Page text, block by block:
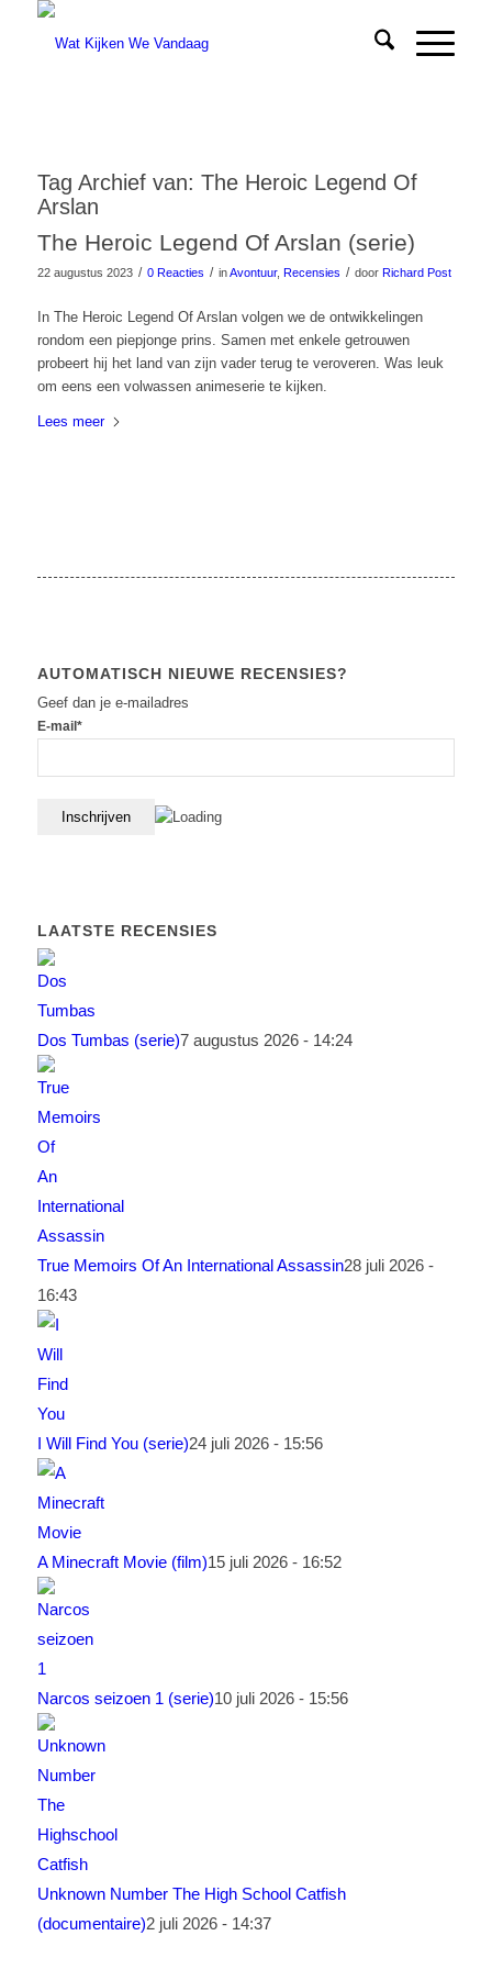
Tag Archief van: The Heroic Legend Of
Arslan
The Heroic Legend Of Arslan (serie)
22 augustus 2023 / 0 Reacties / inAvontuur, Recensies / door Richard Post
In The Heroic Legend Of Arslan volgen we de ontwikkelingen
rondom een piepjonge prins. Samen met enkele getrouwen
probeert hij het land van zijn vader terug te veroveren. Was leuk
om eens een volwassen animeserie te kijken.
Lees meer
AUTOMATISCH NIEUWE RECENSIES?
Geef dan je e-mailadres
E-mail*
LAATSTE RECENSIES
Dos Tumbas (serie)7 augustus 2026 - 14:24
True Memoirs Of An International Assassin28 juli 2026 -
16:43
I Will Find You (serie)24 juli 2026 - 15:56
A Minecraft Movie (film)15 juli 2026 - 16:52
Narcos seizoen 1 (serie)10 juli 2026 - 15:56
Unknown Number The High School Catfish
(documentaire)2 juli 2026 - 14:37